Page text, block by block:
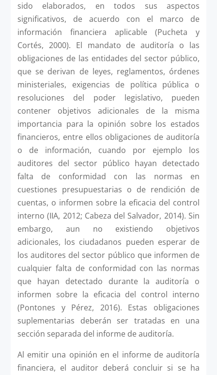
sido elaborados, en todos sus aspectos
significativos, de acuerdo con el marco de
información financiera aplicable (Pucheta y
Cortés, 2000). El mandato de auditoría o las
obligaciones de las entidades del sector público,
que se derivan de leyes, reglamentos, órdenes
ministeriales, exigencias de política pública o
resoluciones del poder legislativo, pueden
contener objetivos adicionales de la misma
importancia para la opinión sobre los estados
financieros, entre ellos obligaciones de auditoría
o de información, cuando por ejemplo los
auditores del sector público hayan detectado
falta de conformidad con las normas en
cuestiones presupuestarias o de rendición de
cuentas, o informen sobre la eficacia del control
interno (IIA, 2012; Cabeza del Salvador, 2014). Sin
embargo, aun no existiendo objetivos
adicionales, los ciudadanos pueden esperar de
los auditores del sector público que informen de
cualquier falta de conformidad con las normas
que hayan detectado durante la auditoría o
informen sobre la eficacia del control interno
(Pontones y Pérez, 2016). Estas obligaciones
suplementarias deberán ser tratadas en una
sección separada del informe de auditoría.
Al emitir una opinión en el informe de auditoría
financiera, el auditor deberá concluir si se ha